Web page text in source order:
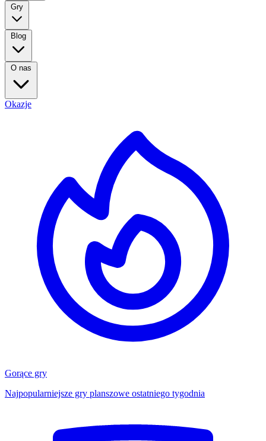
Gry
Blog
O nas
Okazje
Gorące gry
Najpopularniejsze gry planszowe ostatniego tygodnia